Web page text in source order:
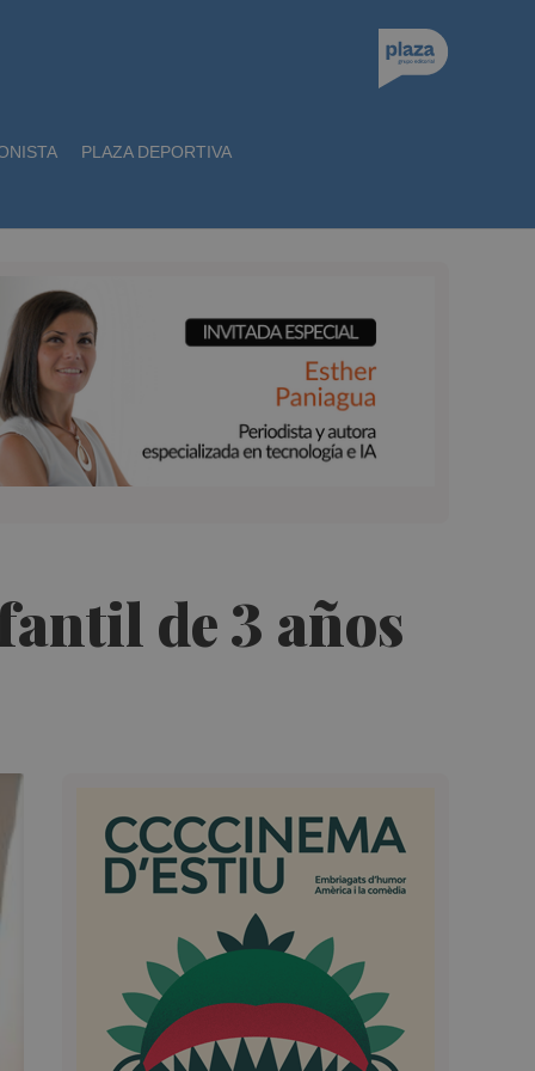
PLAZA DEPORTIVA
de 3 años